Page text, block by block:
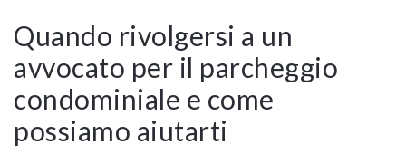
Quando rivolgersi a un
avvocato per il parcheggio
condominiale e come
possiamo aiutarti